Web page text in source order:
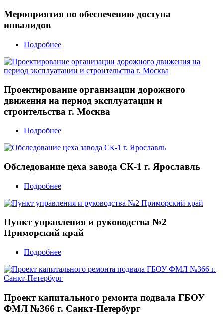
Мероприятия по обеспечению доступа
инвалидов
Подробнее
Проектирование организации дорожного
движения на период эксплуатации и
строительства г. Москва
Подробнее
Обследование цеха завода СК-1 г. Ярославль
Подробнее
Пункт управления и руководства №2
Приморский край
Подробнее
Проект капитального ремонта подвала ГБОУ
ФМЛ №366 г. Санкт-Петербург